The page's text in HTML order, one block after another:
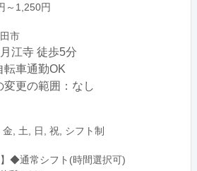
～1,250円
市
江寺 徒歩5分
転車通勤OK
変更の範囲：なし
金, 土, 日, 祝, シフト制
】◆通常シフト(時間選択可)